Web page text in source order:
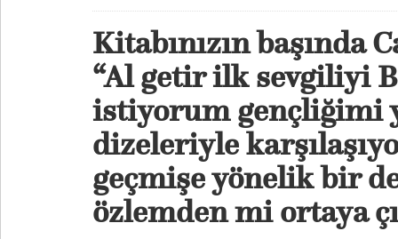
Kitabınızın başında
“Al getir ilk sevgiliyi
istiyorum gençliğimi
dizeleriyle
geçmişe yönelik bir
özlemden mi ortaya